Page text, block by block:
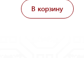
В корзину